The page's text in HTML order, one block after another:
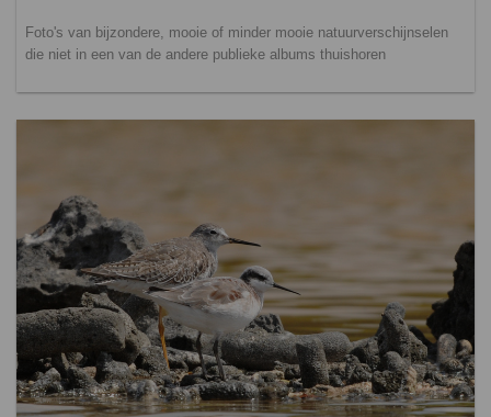
Foto's van bijzondere, mooie of minder mooie natuurverschijnselen
die niet in een van de andere publieke albums thuishoren